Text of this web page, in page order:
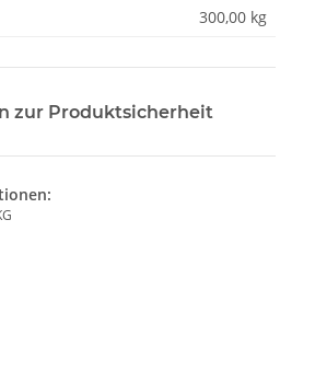
300,00 kg
zur Produktsicherheit